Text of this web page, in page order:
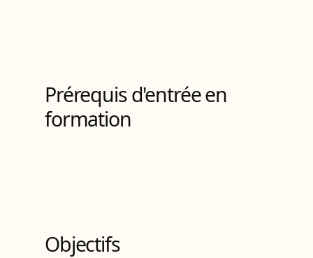
Prérequis d'entrée en
formation
Objectifs